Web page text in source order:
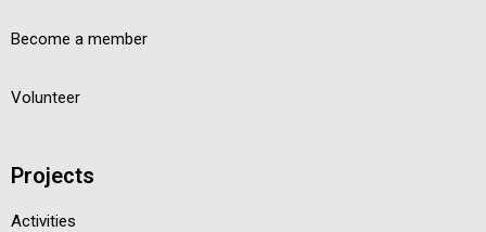
Become a member
Volunteer
Projects
Activities